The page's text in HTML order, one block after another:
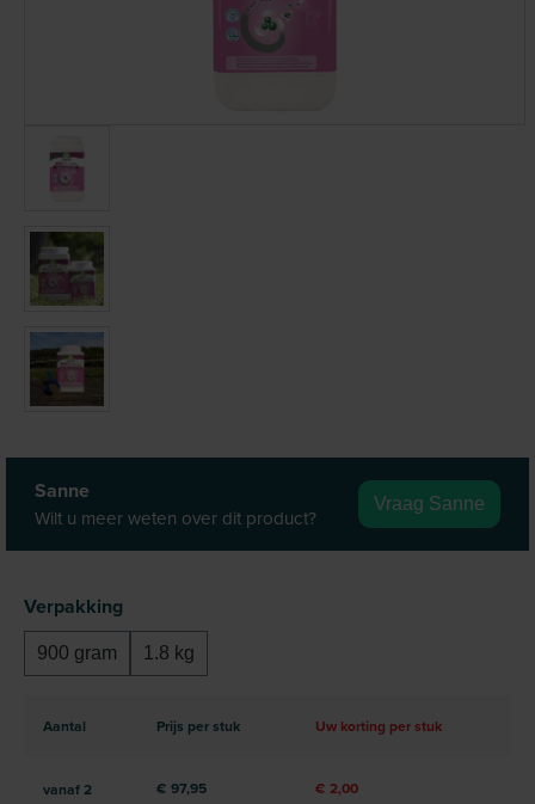
Sanne
Wilt u meer weten over dit product?
Vraag Sanne
Aantal Prijs per stuk Uw korting per stuk
vanaf2 € 97,95 € 2,00
Selecteer
Verpakking
900 gram 1.8 kg